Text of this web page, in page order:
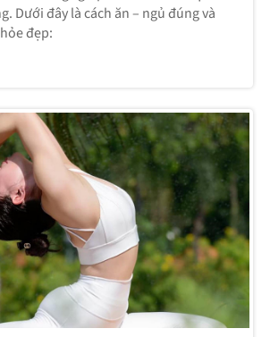
Dưới đây là cách ăn – ngủ đúng và
đẹp: